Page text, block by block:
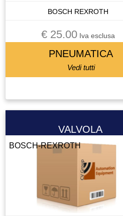
BOSCH REXROTH
€ 25.00Iva esclusa
PNEUMATICA
Vedi tutti
VALVOLA
BOSCH-REXROTH